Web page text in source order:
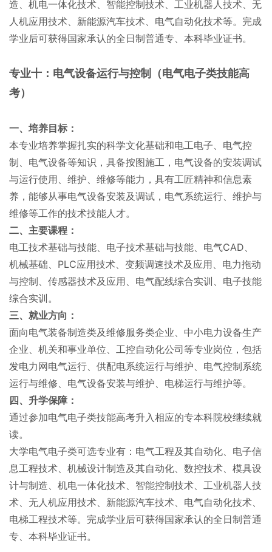
造、机电一体化技术、智能控制技术、工业机器人技术、无
人机应用技术、新能源汽车技术、电气自动化技术等。完成
学业后可获得国家承认的全日制普通专、本科毕业证书。
专业十：电气设备运行与控制（电气电子类技能高
考）
一、培养目标：
本专业培养掌握扎实的科学文化基础和电工电子、电气控
制、电气设备等知识，具备按图施工，电气设备的安装调试
与运行使用、维护、维修等能力，具有工匠精神和信息素
养，能够从事电气设备安装及调试，电气系统运行、维护与
维修等工作的技术技能人才。
二、主要课程：
电工技术基础与技能、电子技术基础与技能、电气CAD、
机械基础、PLC应用技术、变频调速技术及应用、电力拖动
与控制、传感器技术及应用、电气配线综合实训、电子技能
综合实训。
三、就业方向：
面向电气装备制造类及维修服务类企业、中小电力设备生产
企业、机关和事业单位、工控自动化公司等专业岗位，包括
发电力网电气运行、供配电系统运行与维护、电气控制系统
运行与维修、电气设备安装与维护、电梯运行与维护等。
四、升学保障：
通过参加电气电子类技能高考升入相应的专本科院校继续就
读。
大学电气电子类可选专业有：电气工程及其自动化、电子信
息工程技术、机械设计制造及其自动化、数控技术、模具设
计与制造、机电一体化技术、智能控制技术、工业机器人技
术、无人机应用技术、新能源汽车技术、电气自动化技术、
电梯工程技术等。完成学业后可获得国家承认的全日制普通
专、本科毕业证书。